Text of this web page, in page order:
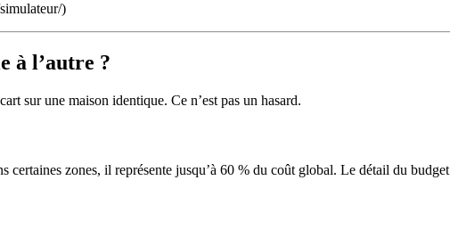
)
à l’autre ?
sur une maison identique. Ce n’est pas un hasard.
certaines zones, il représente jusqu’à 60 % du coût global. Le détail du